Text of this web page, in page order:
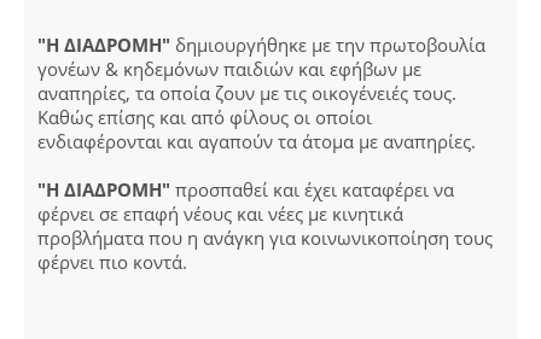
"Η ΔΙΑΔΡΟΜΗ" δημιουργήθηκε με την πρωτοβουλία
γονέων & κηδεμόνων παιδιών και εφήβων με
αναπηρίες, τα οποία ζουν με τις οικογένειές τους.
Καθώς επίσης και από φίλους οι οποίοι
ενδιαφέρονται και αγαπούν τα άτομα με αναπηρίες.
"Η ΔΙΑΔΡΟΜΗ" προσπαθεί και έχει καταφέρει να
φέρνει σε επαφή νέους και νέες με κινητικά
προβλήματα που η ανάγκη για κοινωνικοποίηση τους
φέρνει πιο κοντά.